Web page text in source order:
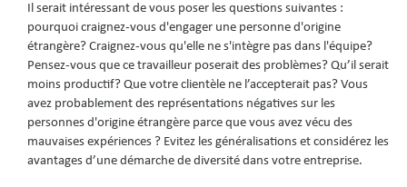
Il serait intéressant de vous poser les questions suivantes :
pourquoi craignez-vous d'engager une personne d'origine
étrangère? Craignez-vous qu'elle ne s'intègre pas dans l'équipe?
Pensez-vous que ce travailleur poserait des problèmes? Qu’il serait
moins productif? Que votre clientèle ne l’accepterait pas? Vous
avez probablement des représentations négatives sur les
personnes d'origine étrangère parce que vous avez vécu des
mauvaises expériences ? Evitez les généralisations et considérez les
avantages d’une démarche de diversité dans votre entreprise.